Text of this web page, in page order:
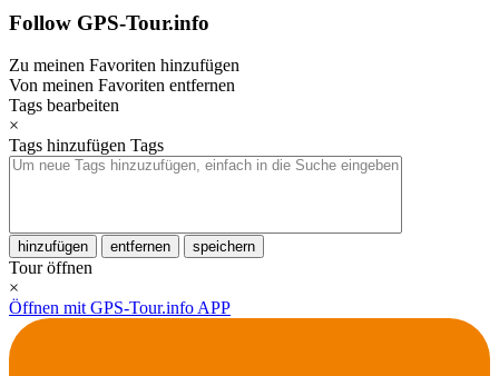
Follow GPS-Tour.info
Zu meinen Favoriten hinzufügen
Von meinen Favoriten entfernen
Tags bearbeiten
×
Tags hinzufügen Tags
hinzufügen entfernen speichern
Tour öffnen
×
Öffnen mit GPS-Tour.info APP